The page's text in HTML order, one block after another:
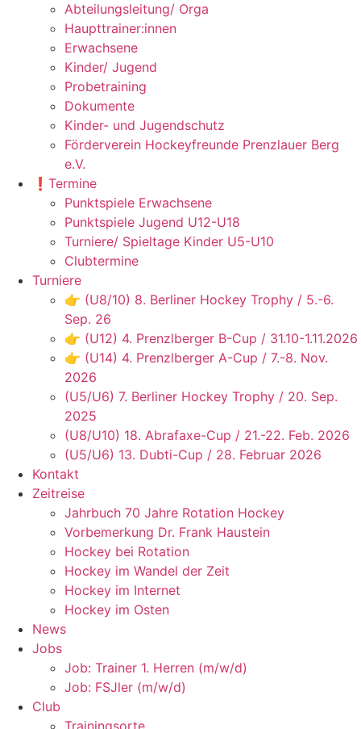
Abteilungsleitung/ Orga
Haupttrainer:innen
Erwachsene
Kinder/ Jugend
Probetraining
Dokumente
Kinder- und Jugendschutz
Förderverein Hockeyfreunde Prenzlauer Berg
e.V.
❗️Termine
Punktspiele Erwachsene
Punktspiele Jugend U12-U18
Turniere/ Spieltage Kinder U5-U10
Clubtermine
Turniere
👉 (U8/10) 8. Berliner Hockey Trophy / 5.-6.
Sep. 26
👉 (U12) 4. Prenzlberger B-Cup / 31.10-1.11.2026
👉 (U14) 4. Prenzlberger A-Cup / 7.-8. Nov.
2026
(U5/U6) 7. Berliner Hockey Trophy / 20. Sep.
2025
(U8/U10) 18. Abrafaxe-Cup / 21.-22. Feb. 2026
(U5/U6) 13. Dubti-Cup / 28. Februar 2026
Kontakt
Zeitreise
Jahrbuch 70 Jahre Rotation Hockey
Vorbemerkung Dr. Frank Haustein
Hockey bei Rotation
Hockey im Wandel der Zeit
Hockey im Internet
Hockey im Osten
News
Jobs
Job: Trainer 1. Herren (m/w/d)
Job: FSJler (m/w/d)
Club
Trainingsorte